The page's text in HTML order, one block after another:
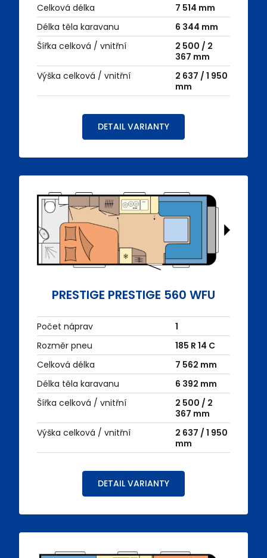
Celková délka
7 514 mm
Délka těla karavanu
6 344 mm
Šířka celková / vnitřní
2 500 / 2
367 mm
Výška celková / vnitřní
2 637 / 1 950
mm
DETAIL VARIANTY
PRESTIGE PRESTIGE 560 WFU
Počet náprav
1
Rozměr pneu
185 R 14 C
Celková délka
7 562 mm
Délka těla karavanu
6 392 mm
Šířka celková / vnitřní
2 500 / 2
367 mm
Výška celková / vnitřní
2 637 / 1 950
mm
DETAIL VARIANTY